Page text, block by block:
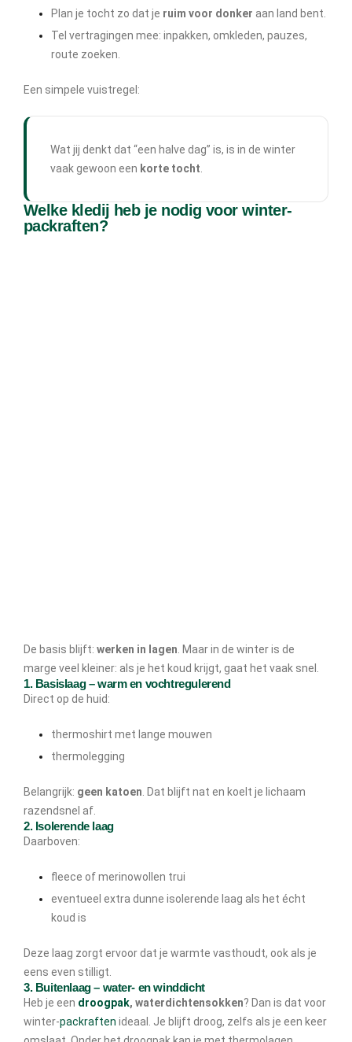
Plan je tocht zo dat je ruim voor donker aan land bent.
Tel vertragingen mee: inpakken, omkleden, pauzes,
route zoeken.
Een simpele vuistregel:
Wat jij denkt dat “een halve dag” is, is in de winter
vaak gewoon een korte tocht.
Welke kledij heb je nodig voor winter-
packraften?
De basis blijft: werken in lagen . Maar in de winter is de
marge veel kleiner: als je het koud krijgt, gaat het vaak snel.
1. Basislaag – warm en vochtregulerend
Direct op de huid:
thermoshirt met lange mouwen
thermolegging
Belangrijk: geen katoen . Dat blijft nat en koelt je lichaam
razendsnel af.
2. Isolerende laag
Daarboven:
fleece of merinowollen trui
eventueel extra dunne isolerende laag als het écht
koud is
Deze laag zorgt ervoor dat je warmte vasthoudt, ook als je
eens even stilligt.
3. Buitenlaag – water- en winddicht
Heb je een droogpak, waterdichtensokken? Dan is dat voor
winter-packraften ideaal. Je blijft droog, zelfs als je een keer